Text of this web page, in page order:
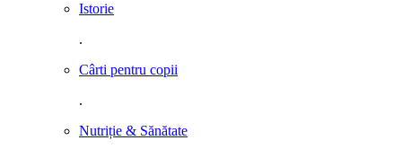
Istorie
.
Cârti pentru copii
.
Nutriție & Sănătate